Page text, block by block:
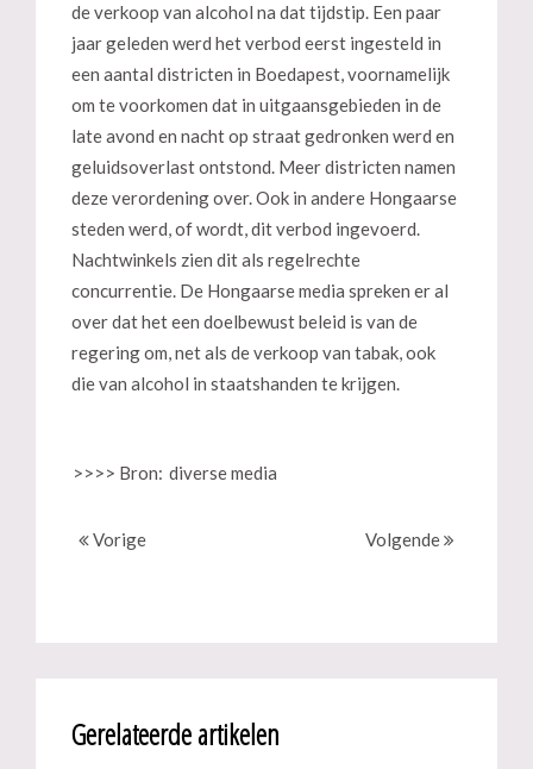
de verkoop van alcohol na dat tijdstip. Een paar
jaar geleden werd het verbod eerst ingesteld in
een aantal districten in Boedapest, voornamelijk
om te voorkomen dat in uitgaansgebieden in de
late avond en nacht op straat gedronken werd en
geluidsoverlast ontstond. Meer districten namen
deze verordening over. Ook in andere Hongaarse
steden werd, of wordt, dit verbod ingevoerd.
Nachtwinkels zien dit als regelrechte
concurrentie. De Hongaarse media spreken er al
over dat het een doelbewust beleid is van de
regering om, net als de verkoop van tabak, ook
die van alcohol in staatshanden te krijgen.
>>>> Bron: diverse media
Vorige Volgende
Gerelateerde artikelen